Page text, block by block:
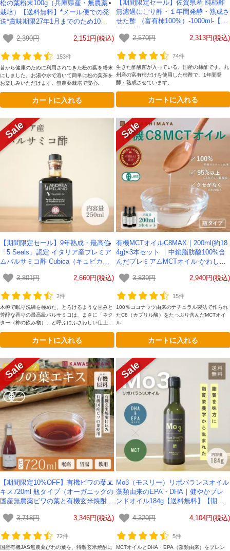
松の葉粉末100g（兵庫県産・無農薬
栽培）【送料無料】*メール便での発
送*賞味期限27年1月までのため10％O
2,390円
2,151円(税込)
153件
昔から健康のために利用されてきた松の葉を粉末
にしました。お湯や水で溶いて簡単に松の葉茶を
お楽しみいただけます。無農薬栽培で安心。
カートに入れる
【期間限定セール】佐賀県産 純柿酢
無濾過にごり酢・１年間発酵・熟成さ
せた酢 （富有柿100%）-1000ml-【送
2,570円
2,313円(税込)
74件
生きた酢酸菌が入っている、国産の柿酢です。九
州産の富有柿だけを使用した柿酢で、1年間発
酵・熟成させています。
カートに入れる
【期間限定セール】9年熟成・最高位
「5 Seals」認定 イタリア産プレミア
ムバルサミコ酢 Cubica（キュビカ）2
3,801円
2,660円(税込)
2件
木樽で眠り洗練を極めた、とろけるような甘みと
芳醇な香りの最高級バルサミコは、まさに「ネク
ター（神の飲み物）」と呼ぶにふさわしい仕上が
カートに入れる
有機MCTオイルC8MAX｜200ml(約18
4g)×3本セット ｜中鎖脂肪酸100%含
んだプレミアムMCTオイル-かわしま
3,839円
2,940円(税込)
15件
100％ココナッツ由来のナチュラル製法で作られ
たC8（カプリル酸）をたっぷり含んだMCTオイ
ル
カートに入れる
【期間限定10%OFF】有機ビワの葉エ
キス720ml 瓶タイプ（オーガニックの
国産無農薬ビワの葉と有機玄米焼酎使
【送料無料】*期間限定送料無料
3,718円 3,346円(税込)
72件
国産有機JAS無農薬びわの葉を、特製玄米焼酎に
Mo3（モスリー）リポバランスオイル
藻類由来のEPA・DHA｜健やかブレ
ンドオイル184g【送料無料】【期間
4,320円
4,104円(税込)
5件
MCTオイルとDHA・EPA（藻類由来）をブレン
対象者：かわしま屋で初めてお買い物をされる方
利用条件：3,000円以上のお買い物でご利用いただけます
ご利用回数：お一人様1回限り
※他のクーポンとの併用はできません
クーポンのご利用方法はこちら >>